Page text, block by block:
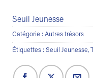
Seuil Jeunesse
Catégorie : Autres trésors
Étiquettes : Seuil Jeunesse,